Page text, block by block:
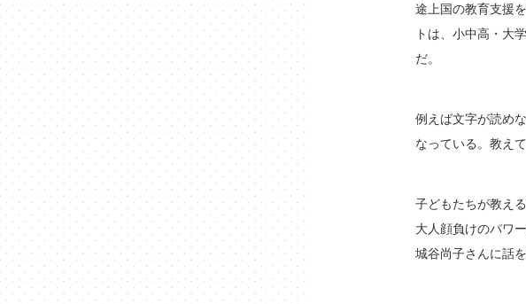
途上国の教育支援
トは、小中高・大
だ。
例えば文字が読め
なっている。教え
子どもたちが教え
大人顔負けのパワー
城谷尚子さんに話を